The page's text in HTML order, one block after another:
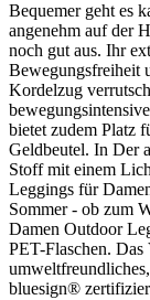
Bequemer geht es
angenehm auf der
noch gut aus. Ihr
Bewegungsfreiheit
Kordelzug
bietet zudem Platz
Geldbeutel. In Der
Stoff mit einem
Leggings für
Sommer - ob zum
Damen Outdoor
PET-Flaschen.
bluesign®